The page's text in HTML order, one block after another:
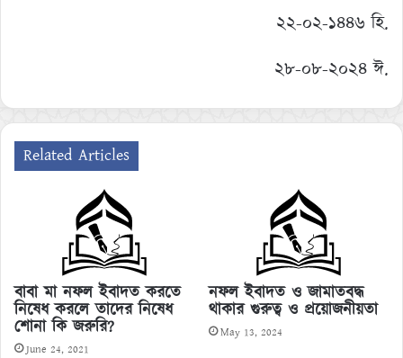
২২-০২-১৪৪৬ হি.
২৮-০৮-২০২৪ ঈ.
Related Articles
বাবা মা নফল ইবাদত করতে
নিষেধ করলে তাদের নিষেধ
শোনা কি জরুরি?
June 24, 2021
নফল ইবাদত ও জামাতবদ্ধ
থাকার গুরুত্ব ও প্রয়োজনীয়তা
May 13, 2024